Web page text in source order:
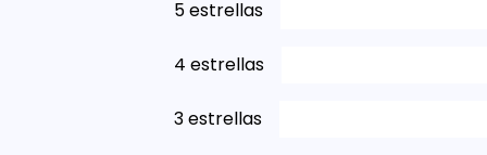
5 estrellas
4 estrellas
3 estrellas